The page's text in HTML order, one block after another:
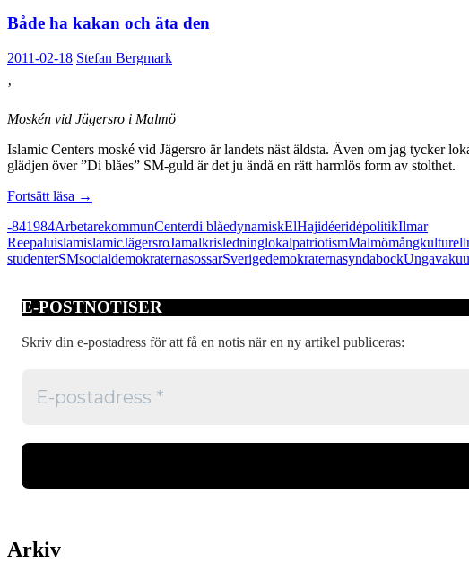
Både ha kakan och äta den
2011-02-18 Stefan Bergmark
’
Moskén vid Jägersro i Malmö
Islamic Centers moské vid Jägersro är landets näst äldsta. Även om jag tycker
glädjen över ”Di blåes” SM-guld är det ju ändå en rätt harmlös form av stolthet.
Fortsätt läsa Både
kakan
och
äta
→
-841984ArbetarekommunCenterdi blåedynamiskElHajidéeridépolitikIlmar
ReepaluislamislamicJägersroJamalkrisledninglokalpatriotismMalmömångkulturell
studenterSMsocialdemokraternasossarSverigedemokraternasyndabockUnga
E-POSTNOTISER
Skriv din e-postadress för att få en notis när en ny artikel publiceras:
Arkiv